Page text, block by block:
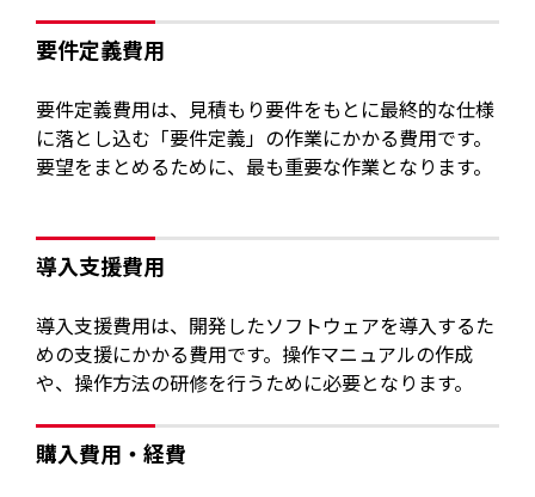
要件定義費用
要件定義費用は、見積もり要件をもとに最終的な仕様
に落とし込む「要件定義」の作業にかかる費用です。
要望をまとめるために、最も重要な作業となります。
導入支援費用
導入支援費用は、開発したソフトウェアを導入するた
めの支援にかかる費用です。操作マニュアルの作成
や、操作方法の研修を行うために必要となります。
購入費用・経費